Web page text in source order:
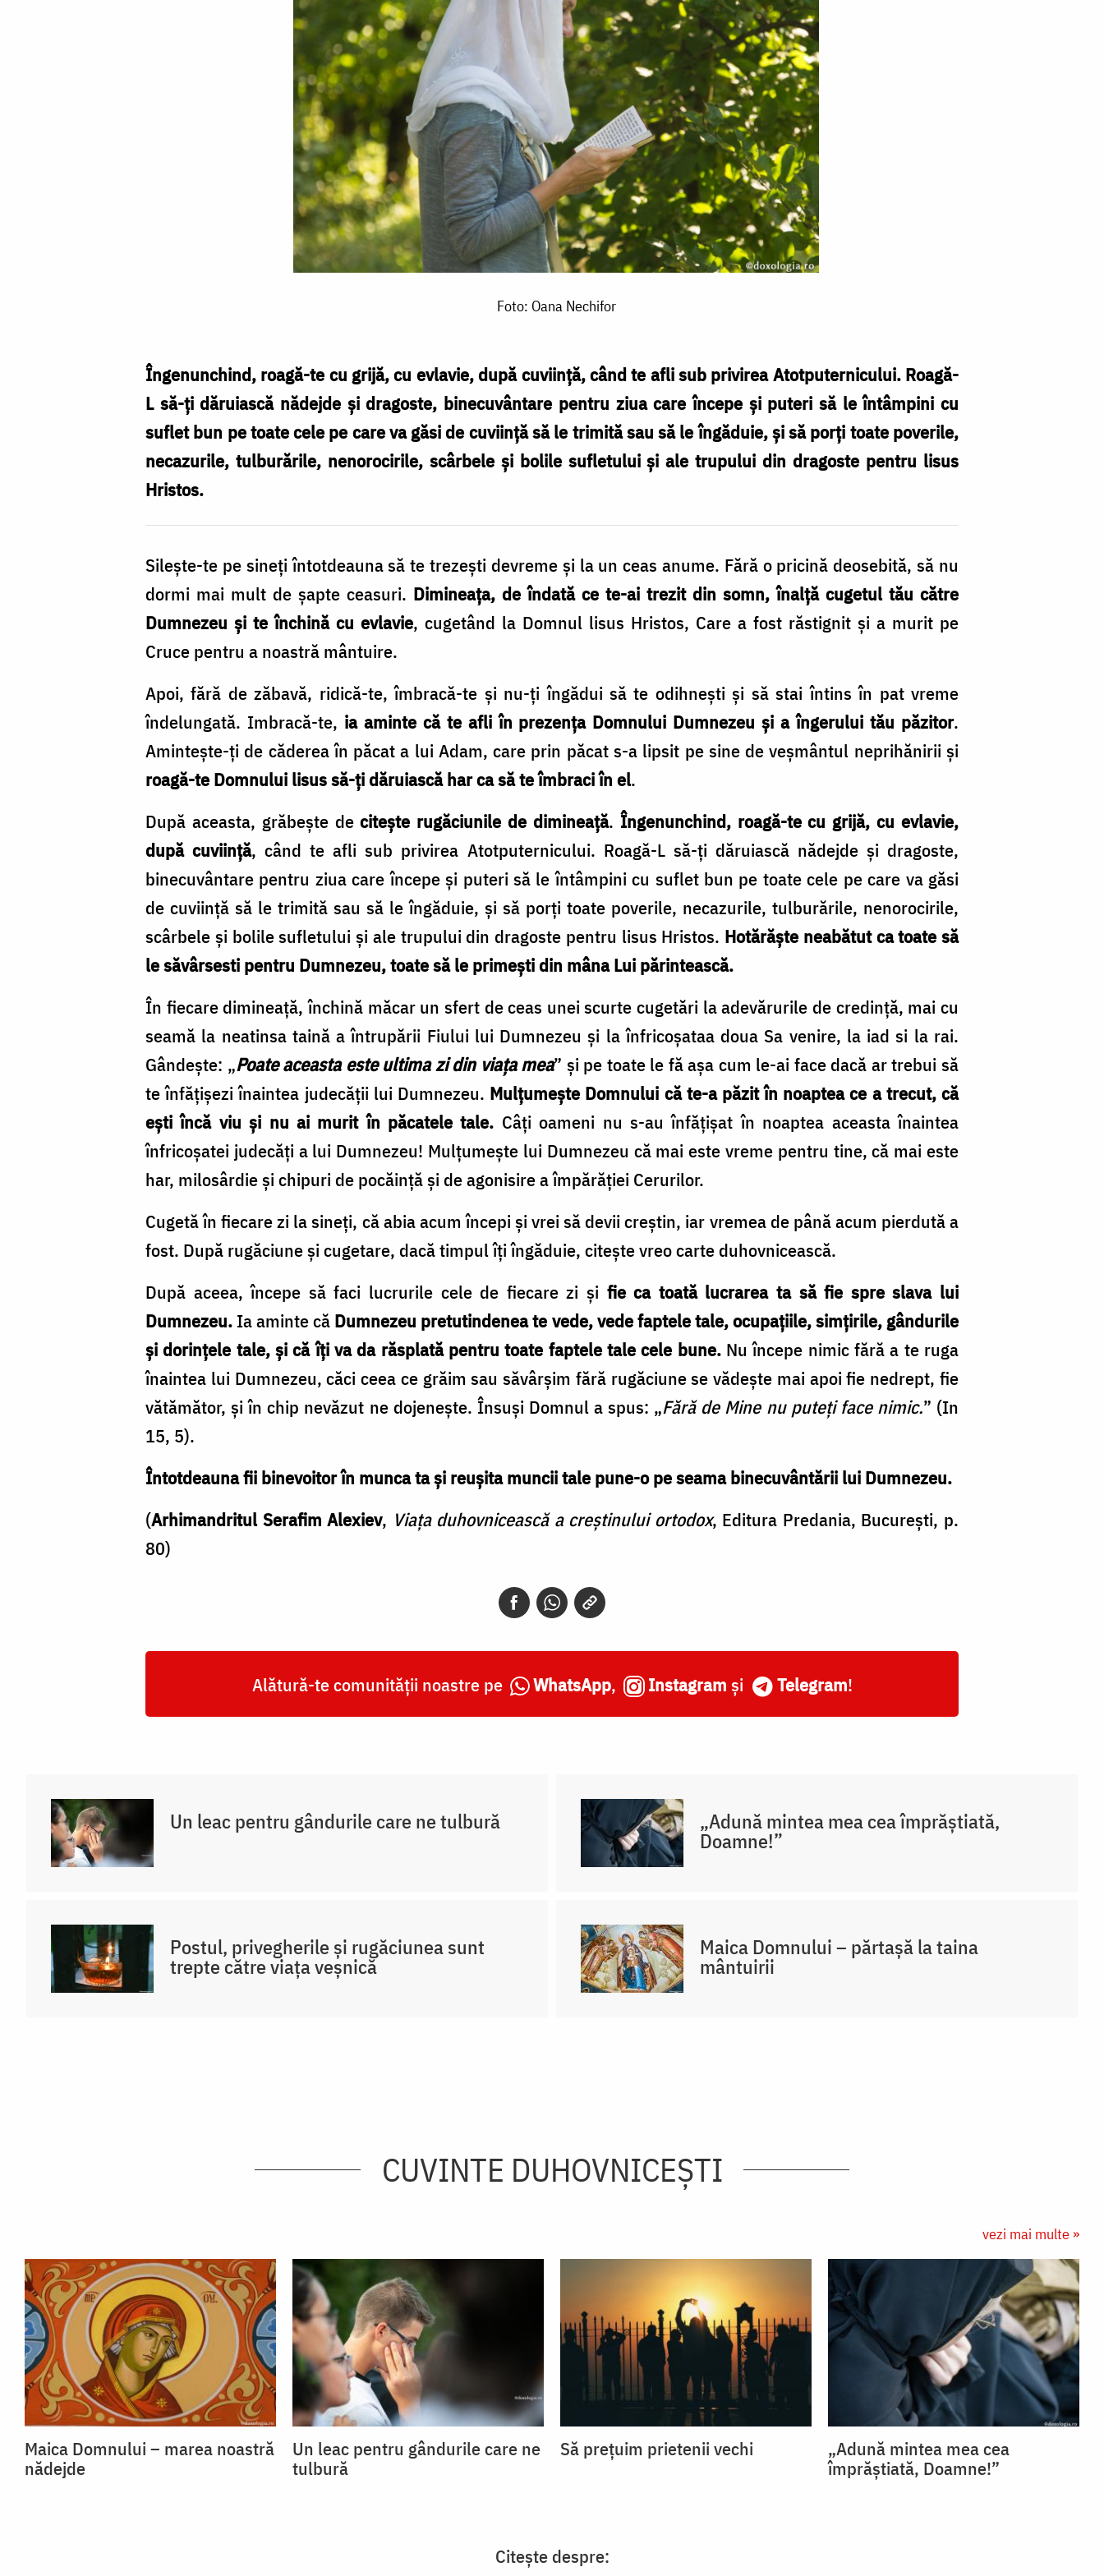
Foto: Oana Nechifor
Îngenunchind, roagă-te cu grijă, cu evlavie, după cuviinţă, când te afli sub privirea Atotputernicului. Roagă-
L să-ţi dăruiască nădejde şi dragoste, binecuvântare pentru ziua care începe şi puteri să le întâmpini cu
suflet bun pe toate cele pe care va găsi de cuviinţă să le trimită sau să le îngăduie, şi să porţi toate poverile,
necazurile, tulburările, nenorocirile, scârbele şi bolile sufletului şi ale trupului din dragoste pentru lisus
Hristos.
Sileşte-te pe sineţi întotdeauna să te trezeşti devreme şi la un ceas anume. Fără o pricină deosebită, să nu
dormi mai mult de şapte ceasuri. Dimineaţa, de îndată ce te-ai trezit din somn, înalţă cugetul tău către
Dumnezeu şi te închină cu evlavie, cugetând la Domnul lisus Hristos, Care a fost răstignit şi a murit pe
Cruce pentru a noastră mântuire.
Apoi, fără de zăbavă, ridică-te, îmbracă-te şi nu-ţi îngădui să te odihneşti şi să stai întins în pat vreme
îndelungată. Imbracă-te, ia aminte că te afli în prezenţa Domnului Dumnezeu şi a îngerului tău păzitor.
Aminteşte-ţi de căderea în păcat a lui Adam, care prin păcat s-a lipsit pe sine de veşmântul neprihănirii şi
roagă-te Domnului lisus să-ţi dăruiască har ca să te îmbraci în el.
După aceasta, grăbeşte deciteşte rugăciunile de dimineaţă. Îngenunchind, roagă-te cu grijă, cu evlavie,
după cuviinţă, când te afli sub privirea Atotputernicului. Roagă-L să-ţi dăruiască nădejde şi dragoste,
binecuvântare pentru ziua care începe şi puteri să le întâmpini cu suflet bun pe toate cele pe care va găsi
de cuviinţă să le trimită sau să le îngăduie, şi să porţi toate poverile, necazurile, tulburările, nenorocirile,
scârbele şi bolile sufletului şi ale trupului din dragoste pentru lisus Hristos. Hotărăşte neabătut ca toate să
le săvârsesti pentru Dumnezeu, toate să le primeşti din mâna Lui părintească.
În fiecare dimineaţă, închină măcar un sfert de ceas unei scurte cugetări la adevărurile de credinţă, mai cu
seamă la neatinsa taină a întrupării Fiului lui Dumnezeu şi la înfricoşataa doua Sa venire, la iad si la rai.
Gândeşte: „Poate aceasta este ultima zi din viaţa mea” şi pe toate le fă aşa cum le-ai face dacă ar trebui să
te înfăţişezi înaintea judecăţii lui Dumnezeu. Mulţumeşte Domnului că te-a păzit în noaptea ce a trecut, că
eşti încă viu şi nu ai murit în păcatele tale. Câţi oameni nu s-au înfăţişat în noaptea aceasta înaintea
înfricoşatei judecăţi a lui Dumnezeu! Mulţumeşte lui Dumnezeu că mai este vreme pentru tine, că mai este
har, milosârdie şi chipuri de pocăinţă şi de agonisire a împărăţiei Cerurilor.
Cugetă în fiecare zi la sineţi, că abia acum începi şi vrei să devii creştin, iar vremea de până acum pierdută a
fost. După rugăciune şi cugetare, dacă timpul îţi îngăduie, citeşte vreo carte duhovnicească.
După aceea, începe să faci lucrurile cele de fiecare zi şi fie ca toată lucrarea ta să fie spre slava lui
Dumnezeu. Ia aminte că Dumnezeu pretutindenea te vede, vede faptele tale, ocupaţiile, simţirile, gândurile
şi dorinţele tale, şi că îţi va da răsplată pentru toate faptele tale cele bune.Nu începe nimic fără a te ruga
înaintea lui Dumnezeu, căci ceea ce grăim sau săvârşim fără rugăciune se vădeşte mai apoi fie nedrept, fie
vătămător, şi în chip nevăzut ne dojeneşte. Însuşi Domnul a spus: „Fără de Mine nu puteţi face nimic.” (In
15, 5).
Întotdeauna fii binevoitor în munca ta şi reuşita muncii tale pune-o pe seama binecuvântării lui Dumnezeu.
(Arhimandritul Serafim Alexiev, Viața duhovnicească a creștinului ortodox, Editura Predania, București, p.
80)
Alătură-te comunității noastre pe WhatsApp, Instagram și Telegram!
Un leac pentru gândurile care ne tulbură „Adună mintea mea cea împrăștiată,
Doamne!”
Postul, privegherile și rugăciunea sunt
trepte către viața veșnică
Maica Domnului – părtașă la taina
mântuirii
CUVINTE DUHOVNICEȘTI
vezi mai multe »
Maica Domnului – marea noastră
nădejde
Un leac pentru gândurile care ne
tulbură
Să prețuim prietenii vechi
„Adună mintea mea cea
împrăștiată, Doamne!”
Citește despre: